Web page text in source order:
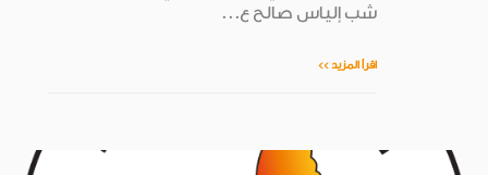
شب إلياس صالح ع...
اقرأ المزيد >>